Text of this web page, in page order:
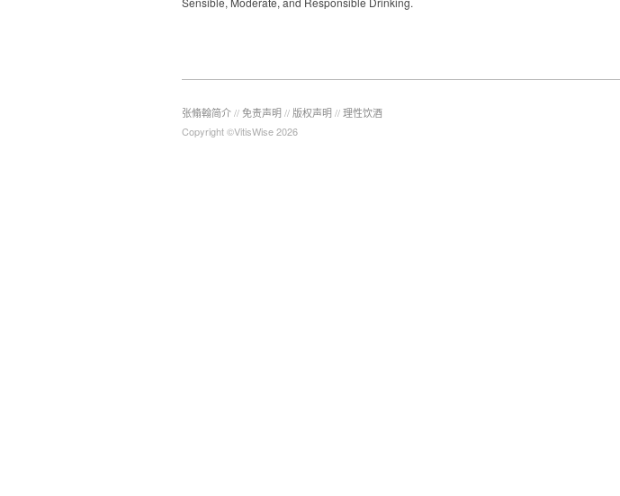
张翛翰简介//免责声明//版权声明//理性饮酒
Copyright ©VitisWise 2026